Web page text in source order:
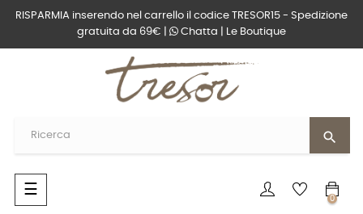
RISPARMIA inserendo nel carrello il codice TRESOR15 - Spedizione
gratuita da 69€ |
Chatta Le Boutique
search
navigazione
Toggle
☰
0